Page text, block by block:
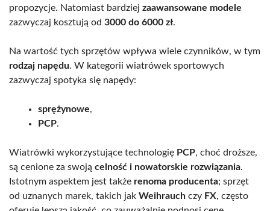
propozycje. Natomiast bardziej zaawansowane modele
zazwyczaj kosztują od 3000 do 6000 zł.
Na wartość tych sprzętów wpływa wiele czynników, w tym
rodzaj napędu. W kategorii wiatrówek sportowych
zazwyczaj spotyka się napędy:
sprężynowe,
PCP.
Wiatrówki wykorzystujące technologię PCP, choć droższe,
są cenione za swoją celność i nowatorskie rozwiązania.
Istotnym aspektem jest także renoma producenta; sprzęt
od uznanych marek, takich jak Weihrauch czy FX, często